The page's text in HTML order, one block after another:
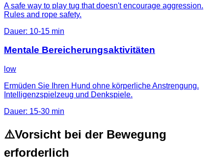
A safe way to play tug that doesn't encourage aggression.
Rules and rope safety.
Dauer: 10-15 min
Mentale Bereicherungsaktivitäten
low
Ermüden Sie Ihren Hund ohne körperliche Anstrengung.
Intelligenzspielzeug und Denkspiele.
Dauer: 15-30 min
⚠️Vorsicht bei der Bewegung
erforderlich